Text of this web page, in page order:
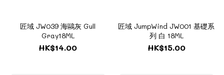
匠域 JW039 海鷗灰 Gull
Gray18ML
HK$14.00
匠域 JumpWind JW001 基礎系
列 白 18ML
HK$15.00